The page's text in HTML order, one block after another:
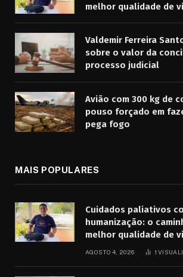
melhor qualidade de
Valdemir Ferreira
sobre o valor da
processo judicial
Avião com 300 kg de
pouso forçado em
pega fogo
MAIS POPULARES
Cuidados paliativos
humanização: o
melhor qualidade de
AGOSTO 4, 2026 1